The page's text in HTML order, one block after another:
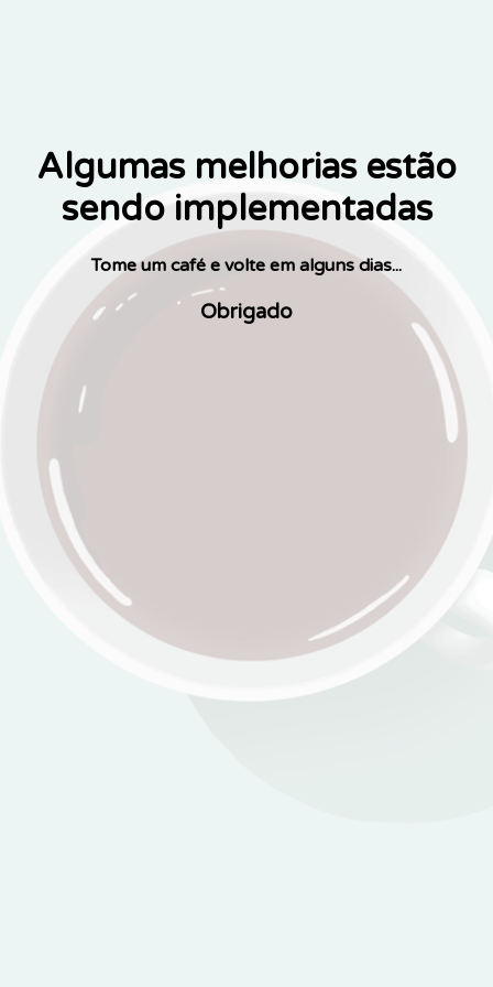
Algumas melhorias estão
sendo implementadas
Tome um café e volte em alguns dias...
Obrigado